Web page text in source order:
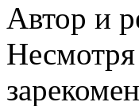
Автор и